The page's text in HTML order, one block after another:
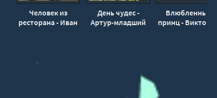
Человек из
ресторана - Иван
День чудес -
Артур-младший
Влюбленный
принц -